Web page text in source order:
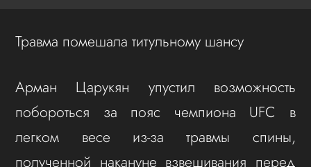
Травма помешала титульному шансу
Арман Царукян упустил возможность
побороться за пояс чемпиона UFC в
легком весе из-за травмы спины,
полученной накануне взвешивания перед